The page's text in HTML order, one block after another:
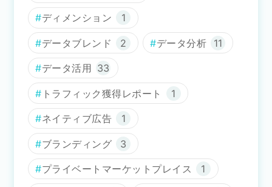
ディメンション 1
データブレンド 2 データ分析 11
データ活用 33
トラフィック獲得レポート 1
ネイティブ広告 1
ブランディング 3
プライベートマーケットプレイス 1